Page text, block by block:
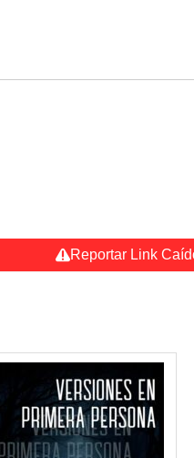
Reportar Link